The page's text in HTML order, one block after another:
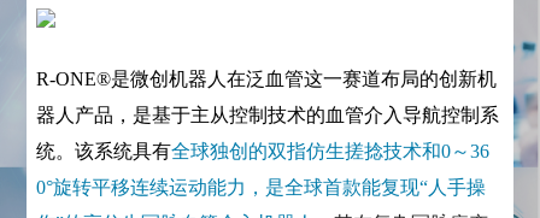
R-ONE®是微创机器人在泛血管这一赛道布局的创新机
器人产品，是基于主从控制技术的血管介入导航控制系
统。该系统具有全球独创的双指仿生搓捻技术和0～36
0°旋转平移连续运动能力，是全球首款能复现“人手操